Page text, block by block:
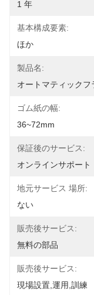
1 年
基本構成要素:
ほか
製品名:
オートマティック
ゴム紙の幅:
36~72mm
保証後のサービス:
オンラインサポート
地元サービス 場所:
ない
販売後サービス:
無料の部品
販売後サービス:
現場設置,運用,訓練